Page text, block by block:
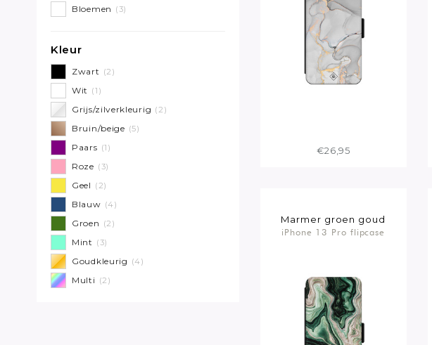
Bloemen (3)
Kleur
Zwart (2)
Wit (1)
Grijs/zilverkleurig (2)
Bruin/beige (5)
Paars (1)
Roze (3)
Geel (2)
Blauw (4)
Groen (2)
Mint (3)
Goudkleurig (4)
Multi (2)
€26,95
Marmer groen goud
iPhone 13 Pro flipcase